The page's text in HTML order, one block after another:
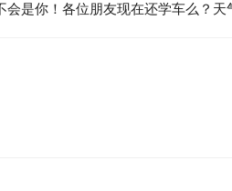
是你！各位朋友现在还学车么？